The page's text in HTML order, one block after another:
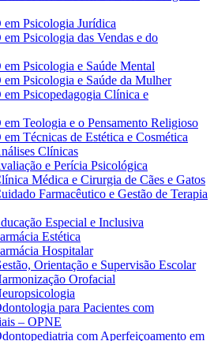
Psicologia Jurídica
Psicologia das Vendas e do
Psicologia e Saúde Mental
Psicologia e Saúde da Mulher
Psicopedagogia Clínica e
Teologia e o Pensamento Religioso
Técnicas de Estética e Cosmética
Clínicas
e Perícia Psicológica
Médica e Cirurgia de Cães e Gatos
Farmacêutico e Gestão de Terapia
Especial e Inclusiva
Estética
Hospitalar
Orientação e Supervisão Escolar
Orofacial
para Pacientes com
– OPNE
com Aperfeiçoamento em